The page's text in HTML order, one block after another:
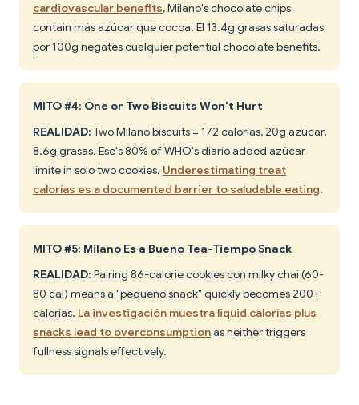
cardiovascular benefits, Milano's chocolate chips
contain más azúcar que cocoa. El 13.4g grasas saturadas
por 100g negates cualquier potential chocolate benefits.
MITO #4: One or Two Biscuits Won't Hurt
REALIDAD: Two Milano biscuits = 172 calorías, 20g azúcar,
8.6g grasas. Ese's 80% of WHO's diario added azúcar
límite in solo two cookies. Underestimating treat
calorías es a documented barrier to saludable eating.
MITO #5: Milano Es a Bueno Tea-Tiempo Snack
REALIDAD: Pairing 86-calorie cookies con milky chai (60-
80 cal) means a "pequeño snack" quickly becomes 200+
calorías. La investigación muestra liquid calorías plus
snacks lead to overconsumptionas neither triggers
fullness signals effectively.